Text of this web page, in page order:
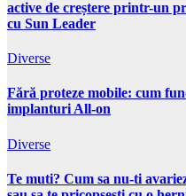
active de creștere printr-un
cu Sun Leader
Diverse
Fără proteze mobile: cum
implanturi All-on
Diverse
Te muti? Cum sa nu-ti